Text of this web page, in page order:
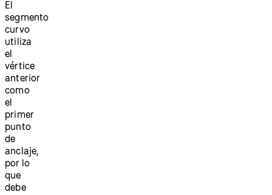
El
segmento
curvo
utiliza
el
vértice
anterior
como
el
primer
punto
de
anclaje,
por lo
que
debe